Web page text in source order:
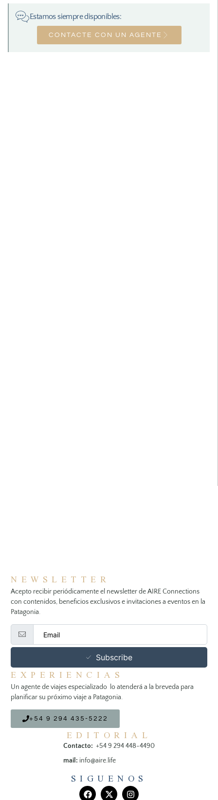
Estamos siempre disponibles:
CONTACTE CON UN AGENTE
NEWSLETTER
Acepto recibir periódicamente el newsletter de AIRE Connections
con contenidos, beneficios exclusivos e invitaciones a eventos en la
Patagonia.
Subscribe
EXPERIENCIAS
Un agente de viajes especializado lo atenderá a la breveda para
planificar su próximo viaje a Patagonia.
+54 9 294 435-5222
EDITORIAL
Contacto: +54 9 294 448-4490
mail: info@aire.life
SIGUENOS